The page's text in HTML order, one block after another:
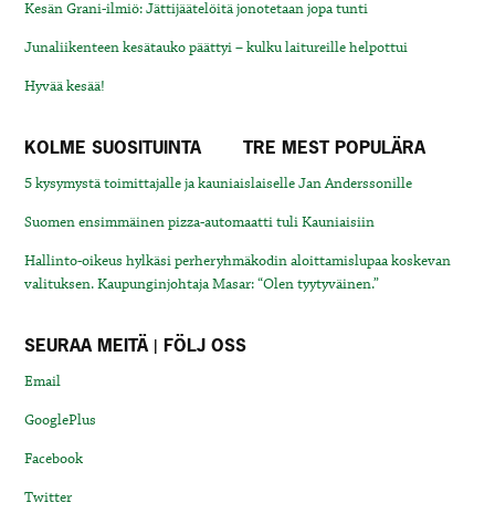
Kesän Grani-ilmiö: Jättijäätelöitä jonotetaan jopa tunti
Junaliikenteen kesätauko päättyi – kulku laitureille helpottui
Hyvää kesää!
KOLME SUOSITUINTA TRE MEST POPULÄRA
5 kysymystä toimittajalle ja kauniaislaiselle Jan Anderssonille
Suomen ensimmäinen pizza-automaatti tuli Kauniaisiin
Hallinto-oikeus hylkäsi perheryhmäkodin aloittamislupaa koskevan
valituksen. Kaupunginjohtaja Masar: “Olen tyytyväinen.”
SEURAA MEITÄ | FÖLJ OSS
Email
GooglePlus
Facebook
Twitter